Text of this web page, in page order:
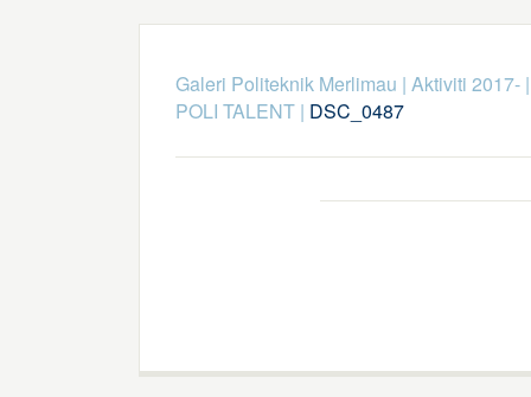
Galeri Politeknik Merlimau | Aktiviti 2017-
POLI TALENT| DSC_0487